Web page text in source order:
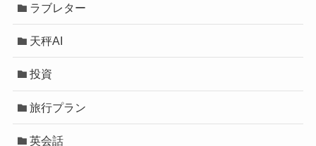
ラブレター
天秤AI
投資
旅行プラン
英会話